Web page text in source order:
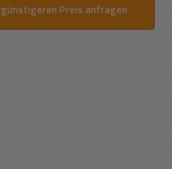
günstigeren Preis anfragen